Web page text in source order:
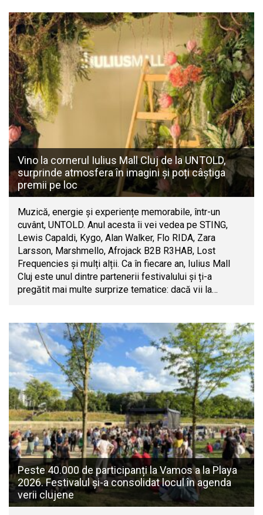
Vino la cornerul Iulius Mall Cluj de la UNTOLD,
surprinde atmosfera în imagini și poți câștiga
premii pe loc
Muzică, energie și experiențe memorabile, într-un
cuvânt, UNTOLD. Anul acesta îi vei vedea pe STING,
Lewis Capaldi, Kygo, Alan Walker, Flo RIDA, Zara
Larsson, Marshmello, Afrojack B2B R3HAB, Lost
Frequencies și mulți alții. Ca în fiecare an, Iulius Mall
Cluj este unul dintre partenerii festivalului și ți-a
pregătit mai multe surprize tematice: dacă vii la…
Peste 40.000 de participanți la Vamos a la Playa
2026. Festivalul și-a consolidat locul în agenda
verii clujene